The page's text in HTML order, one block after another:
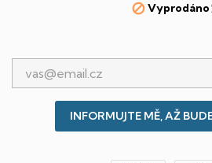

INFORMUJTE MĚ, AŽ